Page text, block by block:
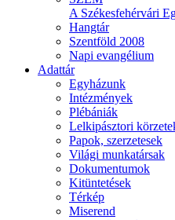
A Székesfehérvári
Hangtár
Szentföld 2008
Napi evangélium
Adattár
Egyházunk
Intézmények
Plébániák
Lelkipásztori
Papok, szerzetesek
Világi munkatársak
Dokumentumok
Kitüntetések
Térkép
Miserend